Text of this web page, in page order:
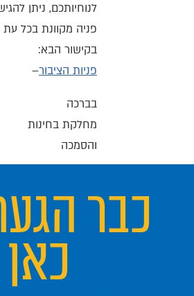
לנוחיותכם, ניתן
פניה מקוונת בכל עת
בקישור הבא:
פניות הציבור–
בברכה
מחלקת בחינות
והסמכה
כבר
כאן